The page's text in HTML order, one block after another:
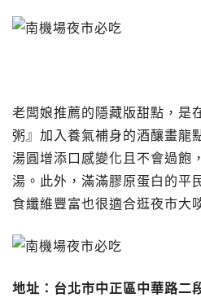
老闆娘推薦的隱藏版甜點，是
粥』加入養氣補身的酒釀畫龍
湯圓增添口感變化且不會過飽
湯。此外，滿滿膠原蛋白的平
食纖維豐富也很適合逛夜市大
地址：台北市中正區中華路二